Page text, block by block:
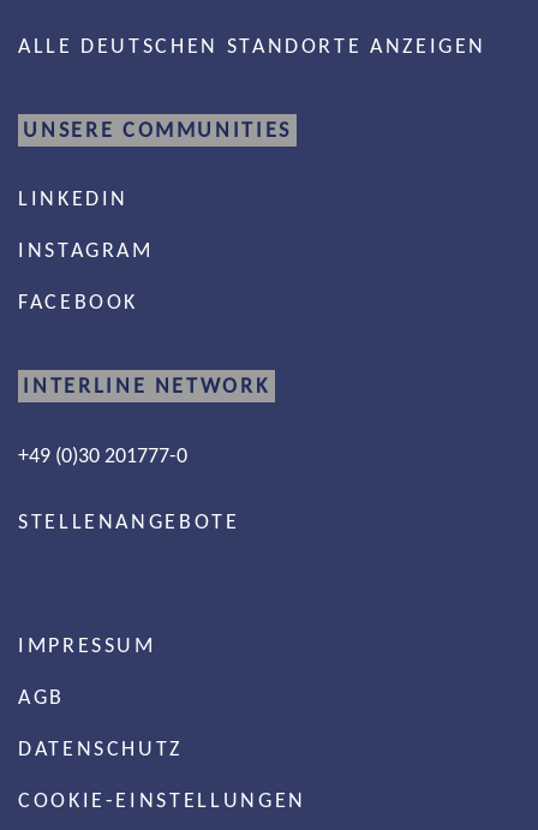
ALLE DEUTSCHEN STANDORTE ANZEIGEN
UNSERE COMMUNITIES
LINKEDIN
INSTAGRAM
FACEBOOK
INTERLINE NETWORK
+49 (0)30 201777-0
STELLENANGEBOTE
IMPRESSUM
AGB
DATENSCHUTZ
COOKIE-EINSTELLUNGEN